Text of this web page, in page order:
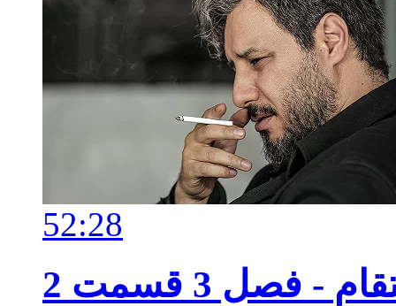
52:28
فصل 3 قسمت 2